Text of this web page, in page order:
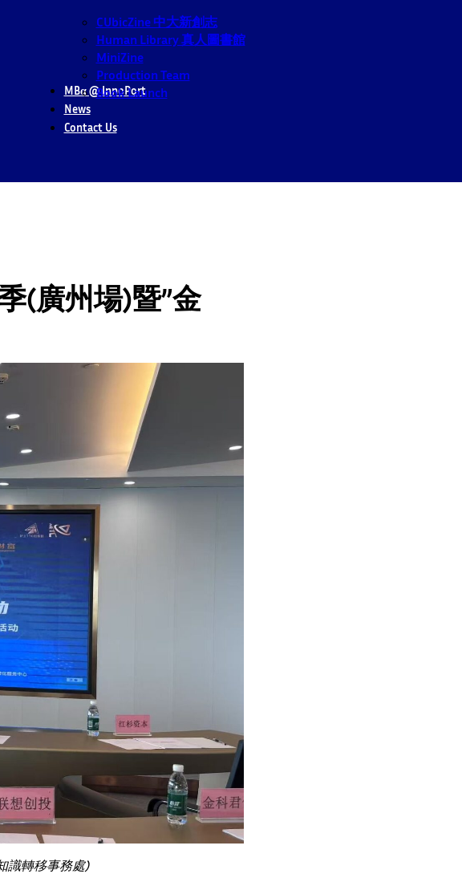
CUbicZine 中大新創志
Human Library 真人圖書館
MiniZine
Production Team
Book Launch
MBα @ InnoPort
News
Contact Us
(廣州場)暨”金
識轉移事務處)